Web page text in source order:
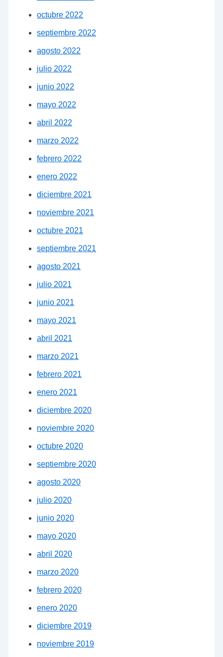
octubre 2022
septiembre 2022
agosto 2022
julio 2022
junio 2022
mayo 2022
abril 2022
marzo 2022
febrero 2022
enero 2022
diciembre 2021
noviembre 2021
octubre 2021
septiembre 2021
agosto 2021
julio 2021
junio 2021
mayo 2021
abril 2021
marzo 2021
febrero 2021
enero 2021
diciembre 2020
noviembre 2020
octubre 2020
septiembre 2020
agosto 2020
julio 2020
junio 2020
mayo 2020
abril 2020
marzo 2020
febrero 2020
enero 2020
diciembre 2019
noviembre 2019